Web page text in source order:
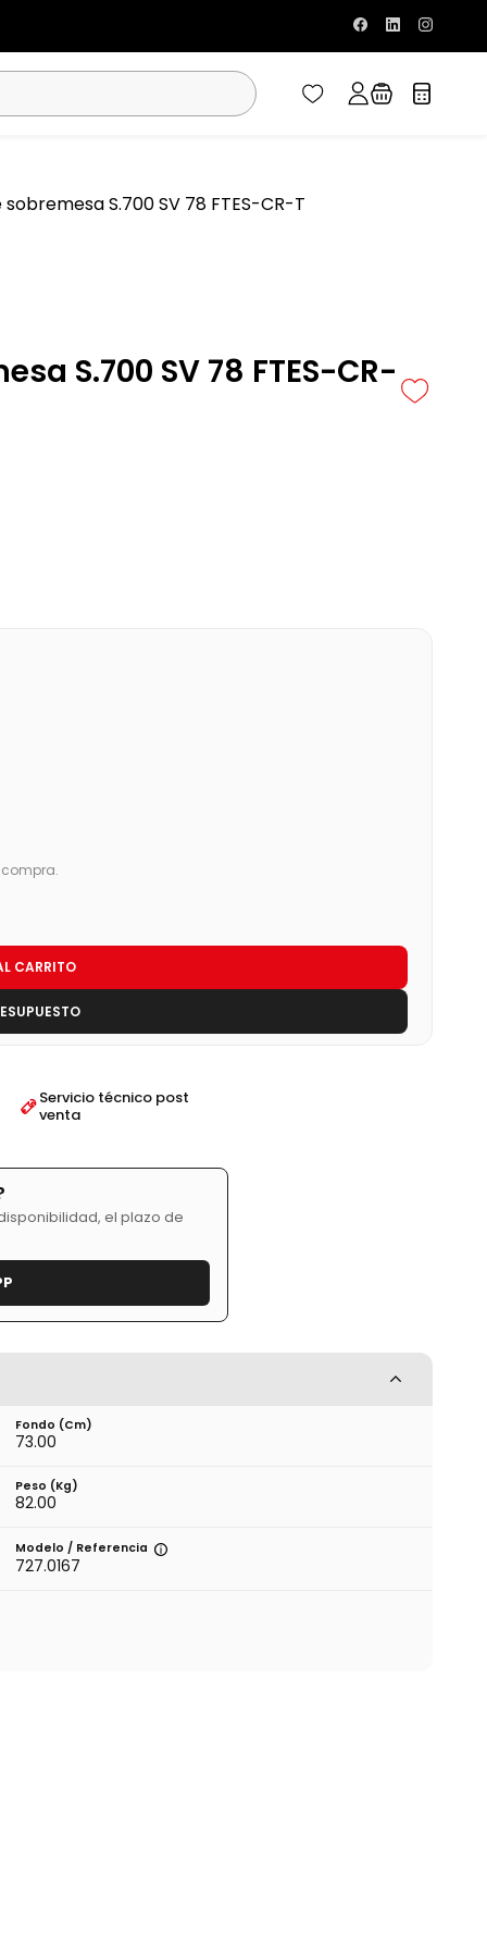
S.700 SV 78 FTES-CR-T
S.700 SV 78 FTES-CR-
CARRITO
Servicio técnico post
venta
el plazo de
Fondo (cm)
73.00
Peso (kg)
82.00
Modelo / Referencia
727.0167